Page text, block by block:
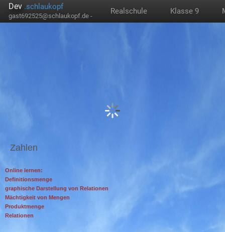
Dev .schlaukopf
gast692525@schlaukopf.de -
Realschule Klasse 9
Zahlen
Online lernen:
Definitionsmenge
graphische Darstellung von Relationen
Mächtigkeit von Mengen
Produktmenge
Relationen